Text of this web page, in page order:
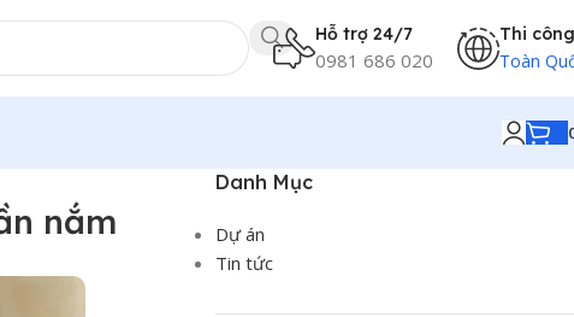
Hỗ trợ 24/7
0981 686 020
Thi công
Toàn
nắm
Danh Mục
Dự án
Tin tức